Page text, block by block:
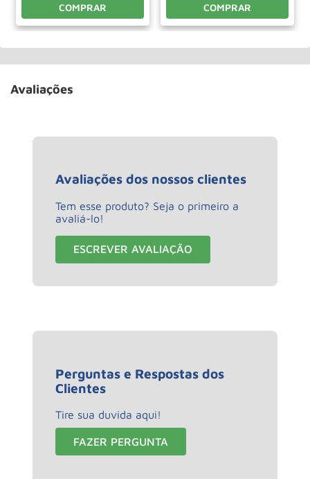
COMPRAR COMPRAR
Avaliações
Avaliações dos nossos clientes
Tem esse produto? Seja o primeiro a
avaliá-lo!
ESCREVER AVALIAÇÃO
Perguntas e Respostas dos
Clientes
Tire sua duvida aqui!
FAZER PERGUNTA